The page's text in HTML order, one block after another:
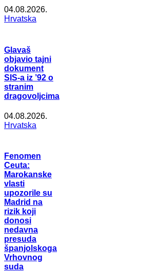
04.08.2026.
Hrvatska
Glavaš
objavio tajni
dokument
SIS-a iz ’92 o
stranim
dragovoljcima
04.08.2026.
Hrvatska
Fenomen
Ceuta:
Marokanske
vlasti
upozorile su
Madrid na
rizik koji
donosi
nedavna
presuda
španjolskoga
Vrhovnog
suda